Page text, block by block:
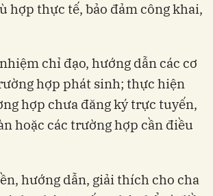
hợp thực tế, bảo đảm công khai,
chỉ đạo, hướng dẫn các cơ
hợp phát sinh; thực hiện
hợp chưa đăng ký trực tuyến,
hoặc các trường hợp cần điều
hướng dẫn, giải thích cho cha